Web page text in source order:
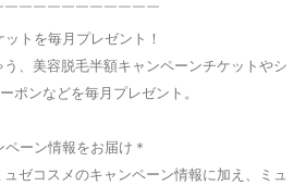
￣￣￣￣￣￣￣￣￣￣
トを毎月プレゼント！
、美容脱毛半額キャンペーンチケットやシ
ポンなどを毎月プレゼント。
ーン情報をお届け＊
ゼコスメのキャンペーン情報に加え、ミュ